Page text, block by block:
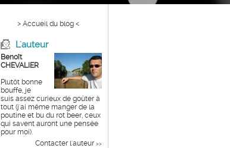
> Accueil du blog <
L'auteur
Benoît
CHEVALIER
Plutôt bonne
bouffe, je
suis assez curieux de goûter à
tout (j'ai même manger de la
poutine et bu du rot beer, ceux
qui savent auront une pensée
pour moi).
Contacter l'auteur >>